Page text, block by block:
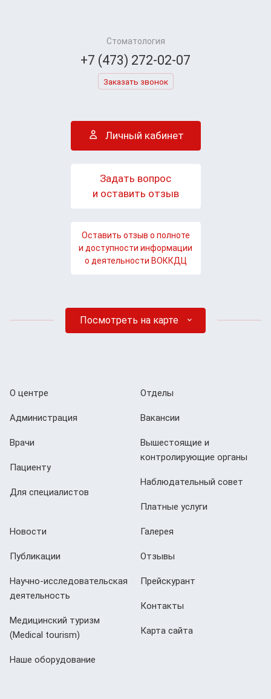
Стоматология
+7 (473) 272-02-07
Заказать звонок
Личный кабинет
Задать вопрос
и оставить отзыв
Оставить отзыв о полноте
и доступности информации
о деятельности ВОККДЦ
Посмотреть на карте
О центре
Администрация
Врачи
Пациенту
Для специалистов
Отделы
Вакансии
Вышестоящие и
контролирующие органы
Наблюдательный совет
Платные услуги
Новости
Публикации
Научно-исследовательская
деятельность
Медицинский туризм
(Мedical tourism)
Наше оборудование
Галерея
Отзывы
Прейскурант
Контакты
Карта сайта